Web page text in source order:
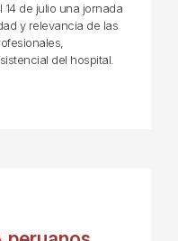
14 de julio una jornada
y relevancia de las
del hospital.